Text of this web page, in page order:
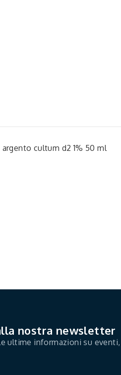
cultum d2 1% 50 ml
nostra newsletter
ultime informazioni su